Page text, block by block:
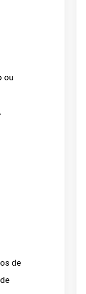
ou
de